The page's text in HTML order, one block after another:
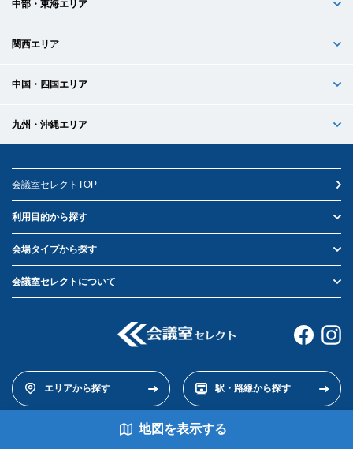
中部・東海エリア
関西エリア
中国・四国エリア
九州・沖縄エリア
会議室セレクトTOP
利用目的から探す
会場タイプから探す
会議室セレクトについて
エリアから探す 駅・路線から探す
地図を表示する